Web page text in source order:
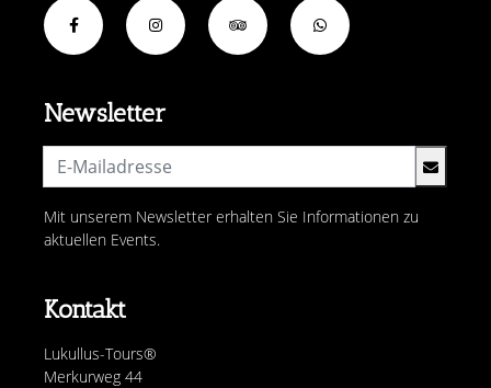
Kontakt
Lukullus-Tours®
Merkurweg 44
Newsletter
Mit unserem Newsletter erhalten Sie Informationen zu
aktuellen Events.